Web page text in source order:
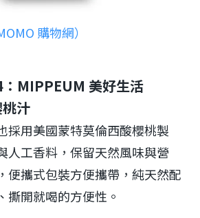
購物網）
MIPPEUM 美好生活
汁
採用美國蒙特莫倫西酸櫻桃製
人工香料，保留天然風味與營
便攜式包裝方便攜帶，純天然配
撕開就喝的方便性。